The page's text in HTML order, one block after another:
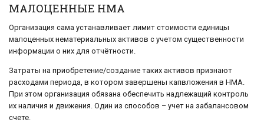
МАЛОЦЕННЫЕ НМА
Организация сама устанавливает лимит стоимости единицы
малоценных нематериальных активов с учетом существенности
информации о них для отчётности.
Затраты на приобретение/создание таких активов признают
расходами периода, в котором завершены капвложения в НМА.
При этом организация обязана обеспечить надлежащий контроль
их наличия и движения. Один из способов – учет на забалансовом
счете.